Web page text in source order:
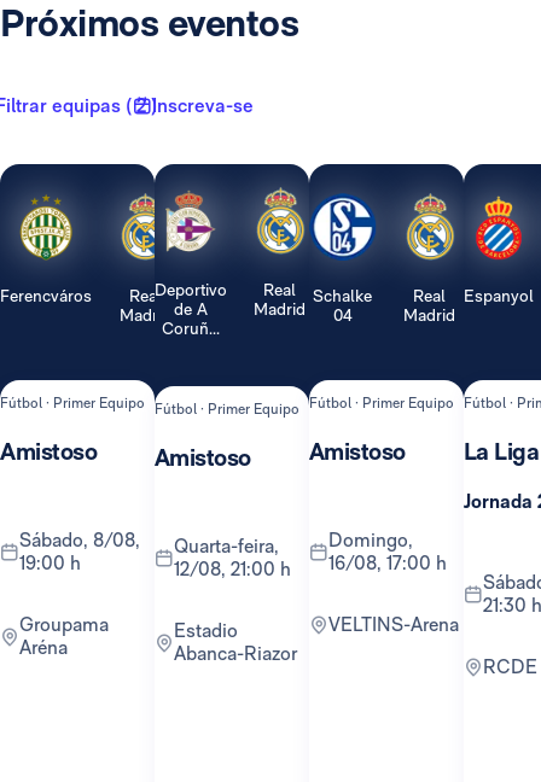
Próximos eventos
equipas ( 2 )Inscreva-se
Ferencváros
Real
Madrid
Fútbol · Primer Equipo
Amistoso
sábado, 8/08,
19:00 h
Groupama
Aréna
Deportivo
de A
Coruñ...
Real
Madrid
Fútbol · Primer Equipo
Amistoso
quarta-feira,
12/08, 21:00 h
Estadio
Abanca-Riazor
Schalke
04
Real
Madrid
Fútbol · Primer Equipo
Amistoso
domingo,
16/08, 17:00 h
VELTINS-Arena
Espanyol
Fútbol ·
La Liga
Jornada
sábado, 22/08,
21:30 h